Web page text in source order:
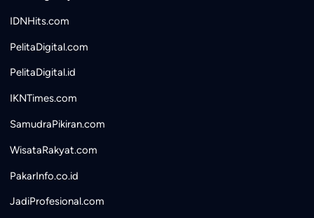
IDNHits.com
PelitaDigital.com
PelitaDigital.id
IKNTimes.com
SamudraPikiran.com
WisataRakyat.com
PakarInfo.co.id
JadiProfesional.com